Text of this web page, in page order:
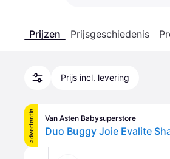
Prijzen Prijsgeschiedenis
Prijs incl. levering
advertentie Van Asten Babysuperstore
Duo Buggy Joie Evalite